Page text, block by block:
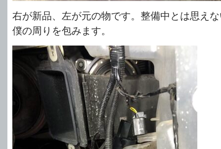
右が新品、左が元の物です。整備中とは思え
僕の周りを包みます。